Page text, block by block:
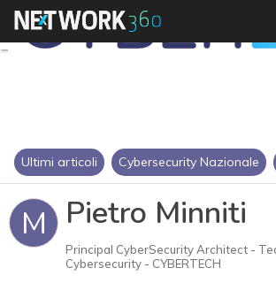
Ultimi articoli Cybersecurity Nazionale
M Pietro Minniti
Principal CyberSecurity Architect -
Cybersecurity - CYBERTECH